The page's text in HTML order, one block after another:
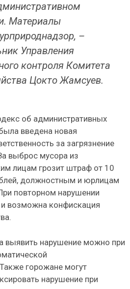
Материалы
–
Управления
контроля Комитета
Цокто Жамсуев.
об административных
введена новая
за загрязнение
выброс мусора из
лицам грозит штраф от 10
должностным и юрлицам
повторном нарушении
возможна конфискация
выявить нарушение можно при
горожане могут
нарушение при